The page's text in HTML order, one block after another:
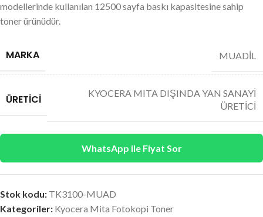
modellerinde kullanılan 12500 sayfa baskı kapasitesine sahip
toner ürünüdür.
MARKA MUADİL
ÜRETICI
KYOCERA MITA DIŞINDA YAN SANAYİ
ÜRETİCİ
WhatsApp ile Fiyat Sor
Stok kodu: TK3100-MUAD
Kategoriler: Kyocera Mita Fotokopi Toner